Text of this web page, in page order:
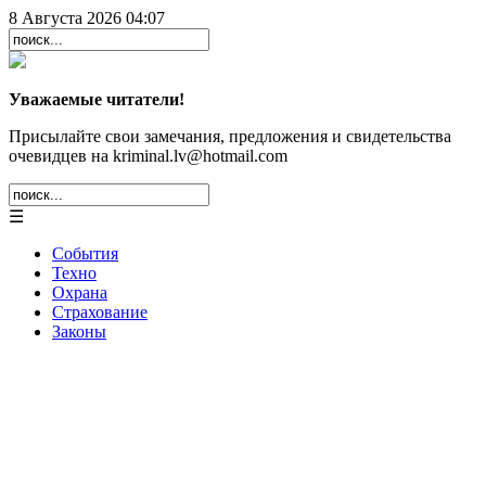
8 Августа 2026 04:07
Уважаемые читатели!
Присылайте свои замечания, предложения и свидетельства
очевидцев на kriminal.lv@hotmail.com
☰
События
Техно
Охрана
Страхование
Законы